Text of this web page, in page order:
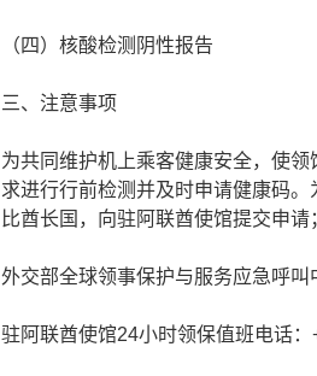
（四）核酸检测阴性报告
三、注意事项
为共同维护机上乘客健康安全，使
求进行行前检测并及时申请健康码
比酋长国，向驻阿联酋使馆提交申
外交部全球领事保护与服务应急呼
驻阿联酋使馆24小时领保值班电话